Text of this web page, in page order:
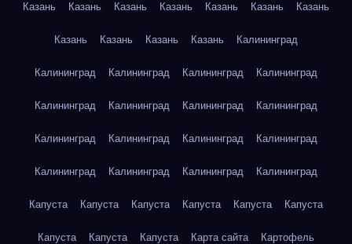
Казань Казань Казань Казань Казань Казань Казань
Казань Казань Казань Казань Калининград
Калининград Калининград Калининград Калининград
Калининград Калининград Калининград Калининград
Калининград Калининград Калининград Калининград
Калининград Калининград Калининград Калининград
Капуста Капуста Капуста Капуста Капуста Капуста
Капуста Капуста Капуста Карта сайта Картофель